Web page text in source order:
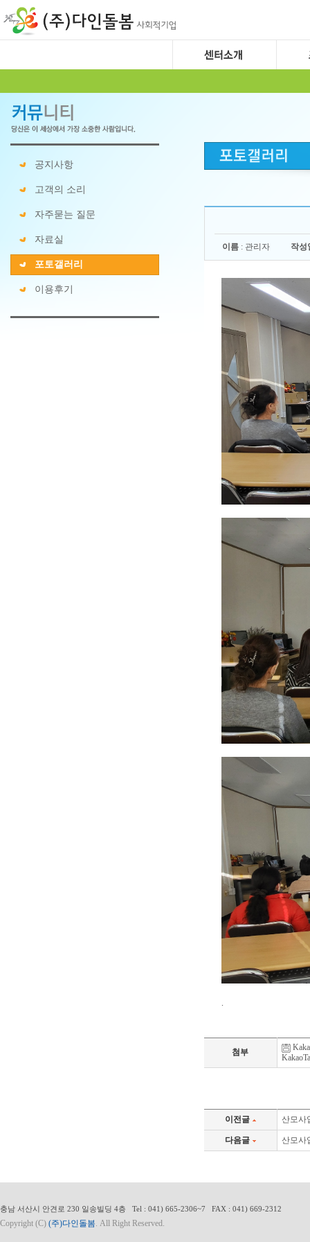
공지사항
고객의 소리
자주묻는 질문
자료실
포토갤러리
이용후기
이름 : 관리자 작성
.
첨부
이전글 산모사
다음글 산모사
충남 서산시 안견로 230 일송빌딩 4층 Tel : 041) 665-2306~7 FAX : 041) 669-2312
Copyright (C) (주)다인돌봄. All Right Reserved.